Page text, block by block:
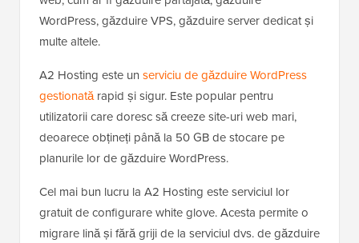
WordPress, găzduire VPS, găzduire server dedicat și
multe altele.
A2 Hosting este un serviciu de găzduire WordPress
gestionatărapid și sigur. Este popular pentru
utilizatorii care doresc să creeze site-uri web mari,
deoarece obțineți până la 50 GB de stocare pe
planurile lor de găzduire WordPress.
Cel mai bun lucru la A2 Hosting este serviciul lor
gratuit de configurare white glove. Acesta permite o
migrare lină și fără griji de la serviciul dvs. de găzduire